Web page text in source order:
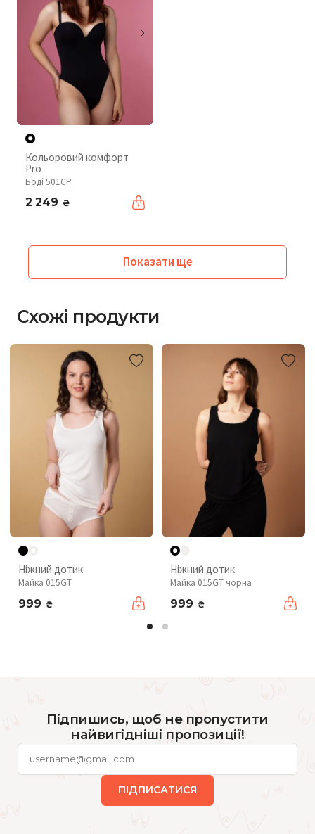
Кольоровий комфорт
Pro
Боді 501CP
2 249 ₴
Показати ще
Схожі продукти
Ніжний дотик
Майка 015GT
999 ₴
Ніжний дотик
Майка 015GT чорна
999 ₴
Підпишись, щоб не пропустити
найвигідніші пропозиції!
ПІДПИСАТИСЯ